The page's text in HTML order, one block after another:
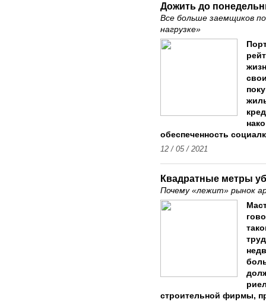
Дожить до
Все больше заемщиков
нагрузке»
обеспеченность
12 / 05 / 2021
Квадратные метры
Почему «лежит» рынок
строительной фирмы,